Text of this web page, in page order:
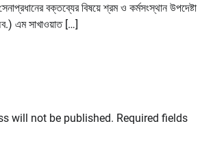
বক্তব্যের বিষয়ে শ্রম ও কর্মসংস্থান উপদেষ্টা
এম সাখাওয়াত […]
will not be published. Required fields